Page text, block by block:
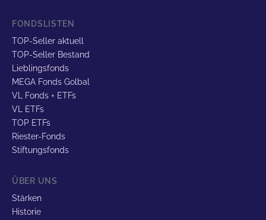
FONDSLISTEN
TOP-Seller aktuell
TOP-Seller Bestand
Lieblingsfonds
MEGA Fonds Golbal
VL Fonds + ETFs
VL ETFs
TOP ETFs
Riester-Fonds
Stiftungsfonds
ÜBER UNS
Stärken
Historie